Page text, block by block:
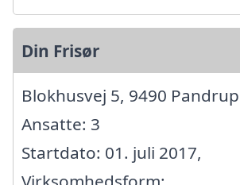
Din Frisør
Blokhusvej 5, 9490 Pandrup
Ansatte: 3
Startdato: 01. juli 2017,